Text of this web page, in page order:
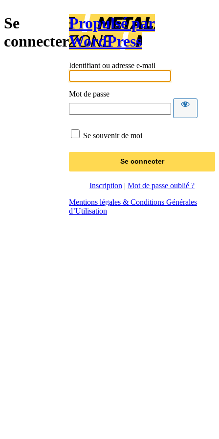
Se
connecter
Propulsé par
WordPress
Identifiant ou adresse e-mail
Mot de passe
Se souvenir de moi
Inscription | Mot de passe oublié ?
Mentions légales & Conditions Générales
d’Utilisation